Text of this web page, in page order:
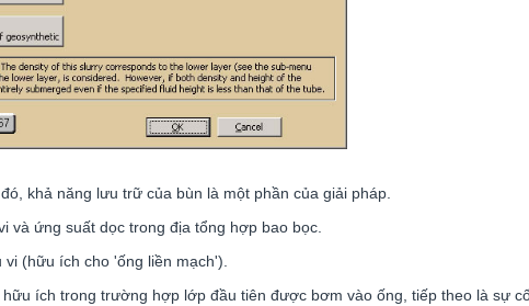
khả năng lưu trữ của bùn là một phần của giải pháp.
ứng suất dọc trong địa tổng hợp bao bọc.
(hữu ích cho 'ống liền mạch').
ích trong trường hợp lớp đầu tiên được bơm vào ống, tiếp theo là sự